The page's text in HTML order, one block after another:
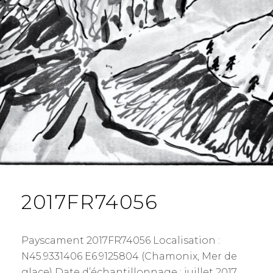
2017FR74056
Payscament 2017FR74056 Localisation :
N45.9331406 E6.9125804 (Chamonix, Mer de